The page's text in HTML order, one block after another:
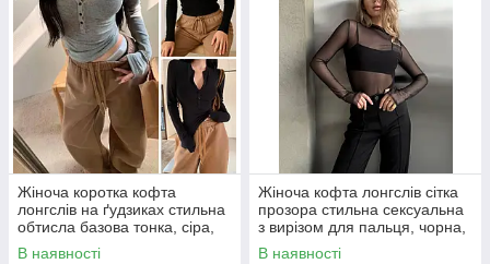
Жіноча коротка кофта
лонгслів на ґудзиках стильна
обтисла базова тонка, сіра,
чорна, розмір 42/46
В наявності
Жіноча кофта лонгслів сітка
прозора стильна сексуальна
з вирізом для пальця, чорна,
розмір 40/44
В наявності